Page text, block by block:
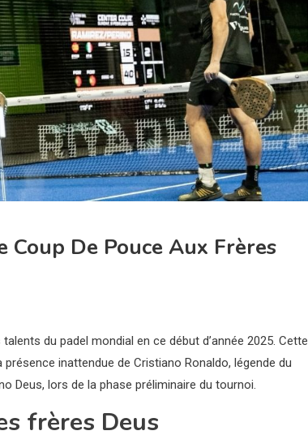
Coup De Pouce Aux Frères
du padel mondial en ce début d’année 2025. Cette
inattendue de Cristiano Ronaldo, légende du
Deus, lors de la phase préliminaire du tournoi.
frères Deus